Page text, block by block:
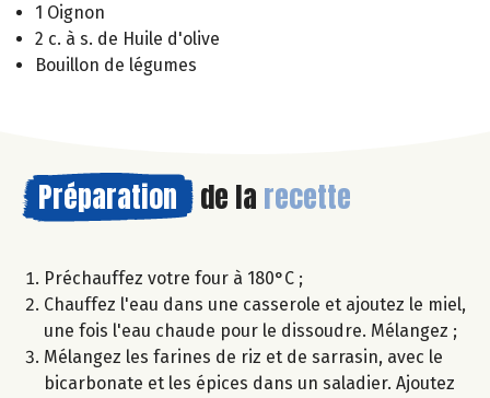
1 Oignon
2 c. à s. de Huile d'olive
Bouillon de légumes
Préparation de la recette
Préchauffez votre four à 180°C ;
Chauffez l'eau dans une casserole et ajoutez le miel,
une fois l'eau chaude pour le dissoudre. Mélangez ;
Mélangez les farines de riz et de sarrasin, avec le
bicarbonate et les épices dans un saladier. Ajoutez